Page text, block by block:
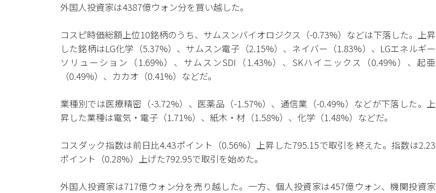
外国人投資家は4387億ウォン分を買い越した。
コスピ時価総額上位10銘柄のうち、サムスンバイオロジクス（-0.73%）などは下落した。上昇
した銘柄はLG化学（5.37%）、サムスン電子（2.15%）、ネイバー（1.83%）、LGエネルギー
ソリューション（1.69%）、サムスンSDI（1.43%）、SKハイニックス（0.49%）、起亜
（0.49%）、カカオ（0.41%）などだ。
業種別では医療精密（-3.72%）、医薬品（-1.57%）、通信業（-0.49%）などが下落した。上
昇した業種は電気・電子（1.71%）、紙木・材（1.58%）、化学（1.48%）などだ。
コスダック指数は前日比4.43ポイント（0.56%）上昇した795.15で取引を終えた。指数は2.23
ポイント（0.28%）上げた792.95で取引を始めた。
外国人投資家は717億ウォン分を売り越した。一方、個人投資家は457億ウォン、機関投資家